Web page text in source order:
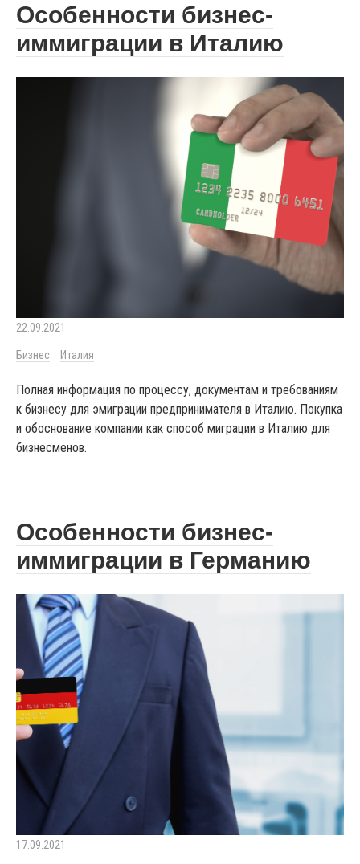
Особенности бизнес-
иммиграции в Италию
22.09.2021
Бизнес Италия
Полная информация по процессу, документам и требованиям
к бизнесу для эмиграции предпринимателя в Италию. Покупка
и обоснование компании как способ миграции в Италию для
бизнесменов.
Особенности бизнес-
иммиграции в Германию
17.09.2021